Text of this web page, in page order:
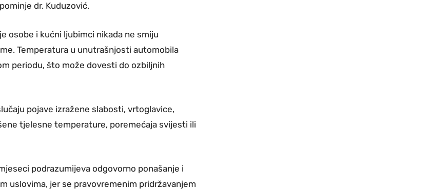
dr. Kuduzović.
osobe i kućni ljubimci nikada ne smiju
Temperatura u unutrašnjosti automobila
periodu, što može dovesti do ozbiljnih
pojave izražene slabosti, vrtoglavice,
tjelesne temperature, poremećaja svijesti ili
podrazumijeva odgovorno ponašanje i
uslovima, jer se pravovremenim pridržavanjem